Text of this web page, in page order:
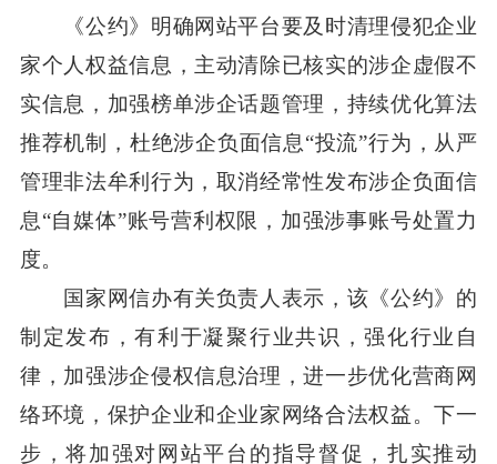
《公约》明确网站平台要及时清理侵犯企业
家个人权益信息，主动清除已核实的涉企虚假不
实信息，加强榜单涉企话题管理，持续优化算法
推荐机制，杜绝涉企负面信息“投流”行为，从严
管理非法牟利行为，取消经常性发布涉企负面信
息“自媒体”账号营利权限，加强涉事账号处置力
度。
国家网信办有关负责人表示，该《公约》的
制定发布，有利于凝聚行业共识，强化行业自
律，加强涉企侵权信息治理，进一步优化营商网
络环境，保护企业和企业家网络合法权益。下一
步，将加强对网站平台的指导督促，扎实推动